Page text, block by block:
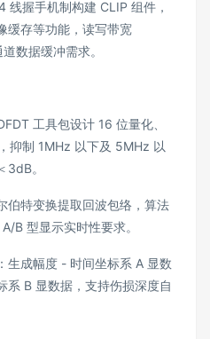
线握手机制构建 CLIP 组件，
缓存等功能，读写带宽
数据缓冲需求。
工具包设计 16 位量化、
抑制 1MHz 以下及 5MHz 以
3dB。
伯特变换提取回波包络，算法
B 型显示实时性要求。
：生成幅度 - 时间坐标系 A 显数
系 B 显数据，支持伤损深度自